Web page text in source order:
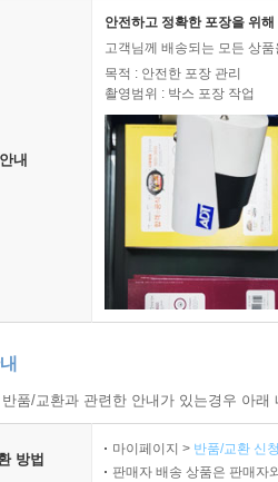
내
안전하고 정확한 포장을 위
고객님께 배송되는 모든 상
목적 : 안전한 포장 관리
촬영범위 : 박스 포장 작업
품/교환과 관련한 안내가 있는경우 아
방법
마이페이지 > 반품/교환 신
판매자 배송 상품은 판매자